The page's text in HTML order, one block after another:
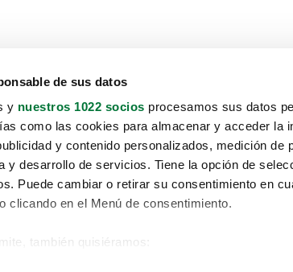
de sus datos
y nuestros 1022 socios procesamos sus datos
como las cookies para almacenar y acceder la
y contenido personalizados, medición de
y desarrollo de servicios. Tiene la opción de
Puede cambiar o retirar su consentimiento en
clicando en el Menú de consentimiento.
también quisiéramos: